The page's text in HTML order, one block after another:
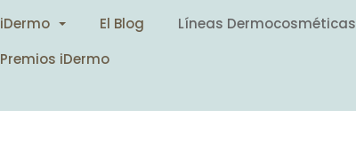
iDermo El Blog Líneas Dermocosméticas
Premios iDermo